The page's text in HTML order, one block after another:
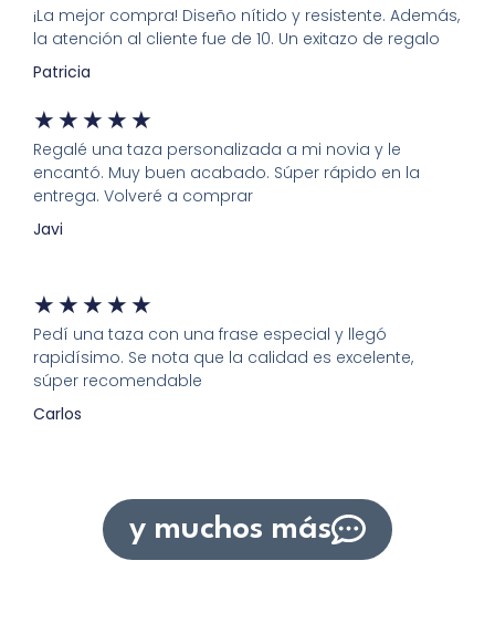
¡La mejor compra! Diseño nítido y resistente. Además,
la atención al cliente fue de 10. Un exitazo de regalo
Patricia
★ ★ ★ ★ ★
Regalé una taza personalizada a mi novia y le
encantó. Muy buen acabado. Súper rápido en la
entrega. Volveré a comprar
Javi
★ ★ ★ ★ ★
Pedí una taza con una frase especial y llegó
rapidísimo. Se nota que la calidad es excelente,
súper recomendable
Carlos
y muchos más